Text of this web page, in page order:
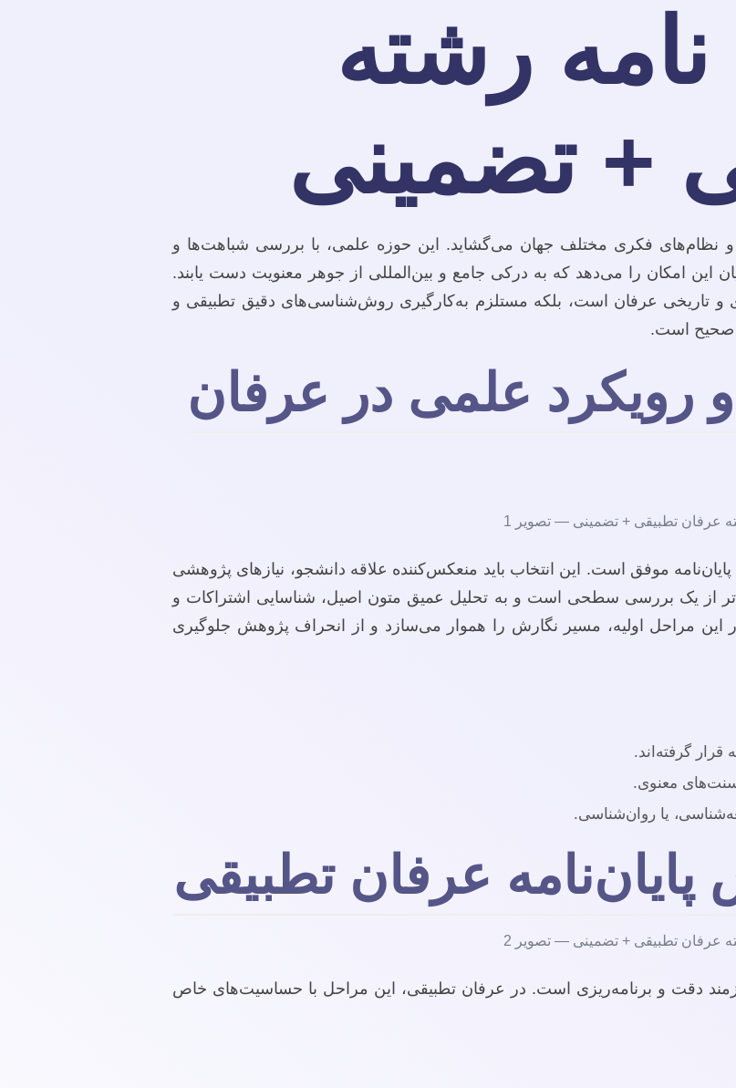
نامه رشته
+ تضمینی
نظام‌های فکری مختلف جهان می‌گشاید. این حوزه علمی، با بررسی شباهت‌ها و
این امکان را می‌دهد که به درکی جامع و بین‌المللی از جوهر معنویت دست یابند.
و تاریخی عرفان است، بلکه مستلزم به‌کارگیری روش‌شناسی‌های دقیق تطبیقی و
صحیح است.
رویکرد علمی در عرفان
موفق است. این انتخاب باید منعکس‌کننده علاقه دانشجو، نیازهای پژوهشی
از یک بررسی سطحی است و به تحلیل عمیق متون اصیل، شناسایی اشتراکات و
این مراحل اولیه، مسیر نگارش را هموار می‌سازد و از انحراف پژوهش جلوگیری
گرفته‌اند.
سنت‌های معنوی.
یا روان‌شناسی.
عرفان تطبیقی
دقت و برنامه‌ریزی است. در عرفان تطبیقی، این مراحل با حساسیت‌های خاص